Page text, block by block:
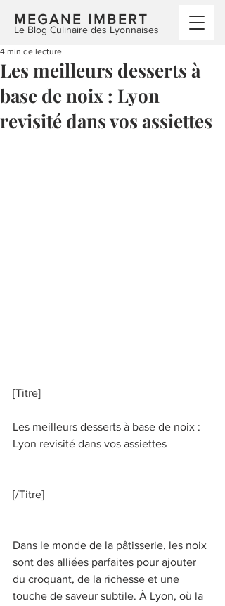
MEGANE IMBERT
Le Blog Culinaire des Lyonnaises
Les meilleurs desserts à
base de noix : Lyon
revisité dans vos assiettes
4 min de lecture
[Titre]
Les meilleurs desserts à base de noix :
Lyon revisité dans vos assiettes
[/Titre]
Dans le monde de la pâtisserie, les noix
sont des alliées parfaites pour ajouter
du croquant, de la richesse et une
touche de saveur subtile. À Lyon, où la